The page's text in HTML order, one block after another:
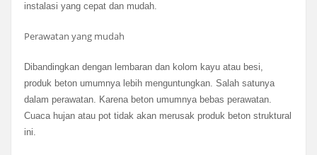
instalasi yang cepat dan mudah.
Perawatan yang mudah
Dibandingkan dengan lembaran dan kolom kayu atau besi,
produk beton umumnya lebih menguntungkan. Salah satunya
dalam perawatan. Karena beton umumnya bebas perawatan.
Cuaca hujan atau pot tidak akan merusak produk beton struktural
ini.